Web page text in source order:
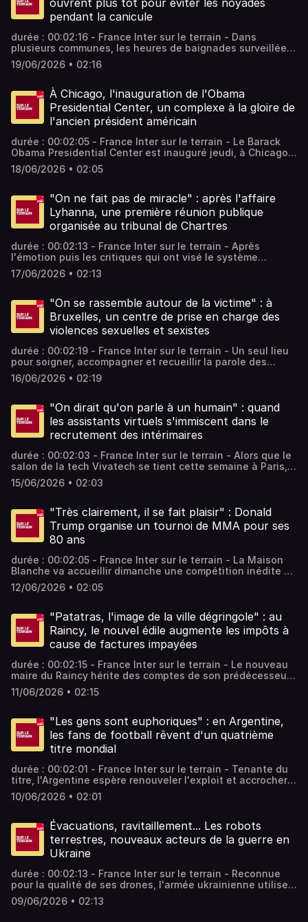
tous les épisodes sans limite, rendez-vous sur Radio
France
ouvrent plus tôt pour éviter les noyades
pendant la canicule
durée : 00:02:16 - France Inter sur le terrain - Dans
plusieurs communes, les heures de baignades surveillées
ont été avancées, pour éviter les risques de noyade.
Décision prise alors que 53 départements sont placés en
jusqu'à 40°C sont attendues. - équipe : Faustine Calmel
Vous aimez ce podcast ? Pour écouter tous les épisodes
sans limite, rendez-vous sur Radio France
19/06/2026 • 02:16
À Chicago, l'inauguration de l'Obama
Presidential Center, un complexe à la gloire de
l'ancien président américain
durée : 00:02:05 - France Inter sur le terrain - Le Barack
Obama Presidential Center est inauguré jeudi, à Chicago.
Ce complexe immobilier comprend une bibliothèque, un
gymnase ou encore un auditorium. Un monument à 850
présidence de Barack Obama. - équipe : Franck Mathevon
Vous aimez ce podcast ? Pour écouter tous les épisodes
sans limite, rendez-vous sur Radio France
18/06/2026 • 02:05
"On ne fait pas de miracle" : après l'affaire
Lyhanna, une première réunion publique
organisée au tribunal de Chartres
durée : 00:02:13 - France Inter sur le terrain - Après
l'émotion puis les critiques qui ont visé le système
judiciaire dans l'affaire Lyhanna, certains tribunaux de
France ouvrent leurs portes pour expliquer leur
soir, mais les magistrats espèrent avoir réussi à passer un
message. - équipe : Delphine Evenou Vous aimez ce
podcast ? Pour écouter tous les épisodes sans limite,
rendez-vous sur Radio France
17/06/2026 • 02:13
"On se rassemble autour de la victime" : à
Bruxelles, un centre de prise en charge des
violences sexuelles et sexistes
durée : 00:02:19 - France Inter sur le terrain - Un seul lieu
pour soigner, accompagner et recueillir la parole des
victimes de violences sexuelles. Marine Tondelier a visité,
lundi, un centre de prise en charge des violences
souhaite créer ce même genre de dispositif en France. -
équipe : Claire Flochel Vous aimez ce podcast ? Pour
écouter tous les épisodes sans limite, rendez-vous sur
Radio France
16/06/2026 • 02:19
"On dirait qu'on parle à un humain" : quand
les assistants virtuels s'immiscent dans le
recrutement des intérimaires
durée : 00:02:03 - France Inter sur le terrain - Alors que le
salon de la tech Vivatech se tient cette semaine à Paris,
avec pour thème l'impact de l’IA sur la vie réelle, rencontre
avec des intérimaires, dont une partie de l'embauche est
Vous aimez ce podcast ? Pour écouter tous les épisodes
sans limite, rendez-vous sur Radio France
15/06/2026 • 02:03
"Très clairement, il se fait plaisir" : Donald
Trump organise un tournoi de MMA pour ses
80 ans
durée : 00:02:05 - France Inter sur le terrain - La Maison
Blanche va accueillir dimanche une compétition inédite de
MMA sur sa pelouse, à l'occasion de l'anniversaire du
président américain, Donald Trump. Un gigantesque
Mathevon Vous aimez ce podcast ? Pour écouter tous les
épisodes sans limite, rendez-vous sur Radio France
12/06/2026 • 02:05
"Patatras, l'image de la ville dégringole" : au
Raincy, le nouvel édile augmente les impôts à
cause de factures impayées
durée : 00:02:15 - France Inter sur le terrain - Le nouveau
maire du Raincy hérite des comptes de son prédécesseur.
Résultat : 5 millions d'euros de déficit ! Il décide donc
d'augmenter les impôts de ses administrés. - équipe :
épisodes sans limite, rendez-vous sur Radio France
11/06/2026 • 02:15
"Les gens sont euphoriques" : en Argentine,
les fans de football rêvent d'un quatrième
titre mondial
durée : 00:02:01 - France Inter sur le terrain - Tenante du
titre, l'Argentine espère renouveler l'exploit et accrocher
une nouvelle étoile à son maillot bleu ciel et blanc. Alors
que le début de la Coupe du monde de football approche,
Mohammad Vous aimez ce podcast ? Pour écouter tous
les épisodes sans limite, rendez-vous sur Radio France
10/06/2026 • 02:01
Évacuations, ravitaillement... Les robots
terrestres, nouveaux acteurs de la guerre en
Ukraine
durée : 00:02:13 - France Inter sur le terrain - Reconnue
pour la qualité de ses drones, l'armée ukrainienne utilise
également des robots terrestres, sortes de quads pilotés
à distance, pour opérer des missions de logistique, qui
09/06/2026 • 02:13